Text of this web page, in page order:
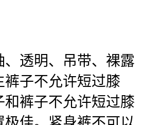
、透明、吊带、裸露
裤子不允许短过膝
和裤子不允许短过膝